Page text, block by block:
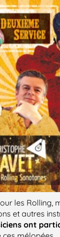
les Rolling,
et autres
ont